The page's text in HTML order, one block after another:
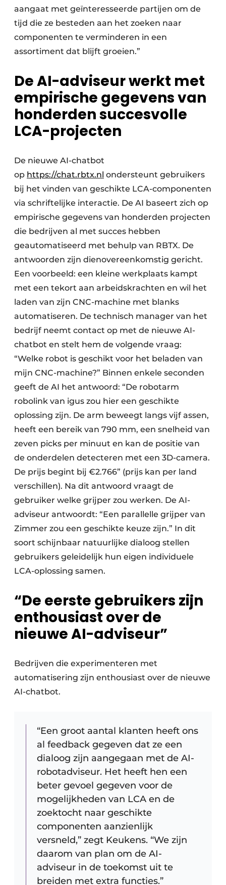
aangaat met geïnteresseerde partijen om de
tijd die ze besteden aan het zoeken naar
componenten te verminderen in een
assortiment dat blijft groeien.”
De AI-adviseur werkt met
empirische gegevens van
honderden succesvolle
LCA-projecten
De nieuwe AI-chatbot
op https://chat.rbtx.nl ondersteunt gebruikers
bij het vinden van geschikte LCA-componenten
via schriftelijke interactie. De AI baseert zich op
empirische gegevens van honderden projecten
die bedrijven al met succes hebben
geautomatiseerd met behulp van RBTX. De
antwoorden zijn dienovereenkomstig gericht.
Een voorbeeld: een kleine werkplaats kampt
met een tekort aan arbeidskrachten en wil het
laden van zijn CNC-machine met blanks
automatiseren. De technisch manager van het
bedrijf neemt contact op met de nieuwe AI-
chatbot en stelt hem de volgende vraag:
“Welke robot is geschikt voor het beladen van
mijn CNC-machine?” Binnen enkele seconden
geeft de AI het antwoord: “De robotarm
robolink van igus zou hier een geschikte
oplossing zijn. De arm beweegt langs vijf assen,
heeft een bereik van 790 mm, een snelheid van
zeven picks per minuut en kan de positie van
de onderdelen detecteren met een 3D-camera.
De prijs begint bij €2.766” (prijs kan per land
verschillen). Na dit antwoord vraagt de
gebruiker welke grijper zou werken. De AI-
adviseur antwoordt: “Een parallelle grijper van
Zimmer zou een geschikte keuze zijn.” In dit
soort schijnbaar natuurlijke dialoog stellen
gebruikers geleidelijk hun eigen individuele
LCA-oplossing samen.
“De eerste gebruikers zijn
enthousiast over de
nieuwe AI-adviseur”
Bedrijven die experimenteren met
automatisering zijn enthousiast over de nieuwe
AI-chatbot.
“Een groot aantal klanten heeft ons
al feedback gegeven dat ze een
dialoog zijn aangegaan met de AI-
robotadviseur. Het heeft hen een
beter gevoel gegeven voor de
mogelijkheden van LCA en de
zoektocht naar geschikte
componenten aanzienlijk
versneld,” zegt Keukens. “We zijn
daarom van plan om de AI-
adviseur in de toekomst uit te
breiden met extra functies.”